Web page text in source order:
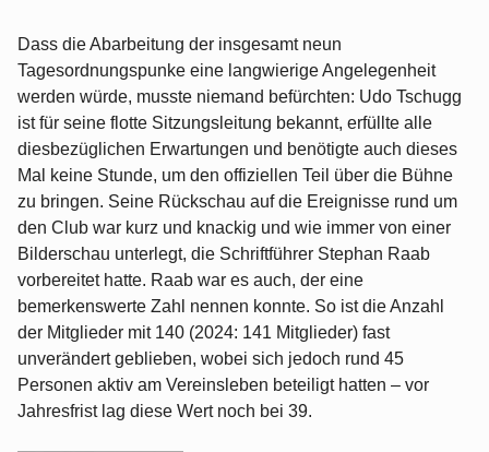
Dass die Abarbeitung der insgesamt neun
Tagesordnungspunke eine langwierige Angelegenheit
werden würde, musste niemand befürchten: Udo Tschugg
ist für seine flotte Sitzungsleitung bekannt, erfüllte alle
diesbezüglichen Erwartungen und benötigte auch dieses
Mal keine Stunde, um den offiziellen Teil über die Bühne
zu bringen. Seine Rückschau auf die Ereignisse rund um
den Club war kurz und knackig und wie immer von einer
Bilderschau unterlegt, die Schriftführer Stephan Raab
vorbereitet hatte. Raab war es auch, der eine
bemerkenswerte Zahl nennen konnte. So ist die Anzahl
der Mitglieder mit 140 (2024: 141 Mitglieder) fast
unverändert geblieben, wobei sich jedoch rund 45
Personen aktiv am Vereinsleben beteiligt hatten – vor
Jahresfrist lag diese Wert noch bei 39.